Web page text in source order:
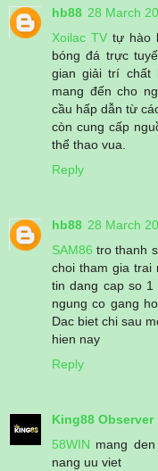
hb88 28 March
Xoilac TV tự hào
bóng đá trực
gian giải trí chất
mang đến cho
cầu hấp dẫn từ
còn cung cấp
thể thao vua.
Reply
hb88 28 March
SAM86 tro thanh
choi tham gia trai
tin dang cap so 1
ngung co gang
Dac biet chi sau
hien nay
Reply
King88 Observer
58WIN mang
nang uu viet